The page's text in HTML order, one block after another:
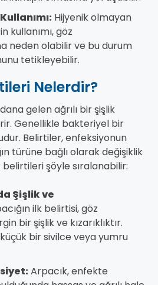
Hijyenik olmayan
kullanımı, göz
neden olabilir ve bu durum
tetikleyebilir.
Nelerdir?
gelen ağrılı bir şişlik
Genellikle bakteriyel bir
Belirtiler, enfeksiyonun
türüne bağlı olarak değişiklik
şöyle sıralanabilir:
Şişlik ve
ilk belirtisi, göz
bir şişlik ve kızarıklıktır.
bir sivilce veya yumru
Arpacık, enfekte